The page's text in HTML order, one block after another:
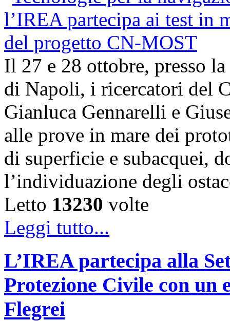
Il 27 e 28 ottobre, presso
di Napoli, i ricercatori del
Gianluca Gennarelli e
alle prove in mare dei
di superficie e subacquei,
l’individuazione degli
Letto 13230 volte
Leggi tutto...
L’IREA partecipa alla
Protezione Civile con un
Flegrei